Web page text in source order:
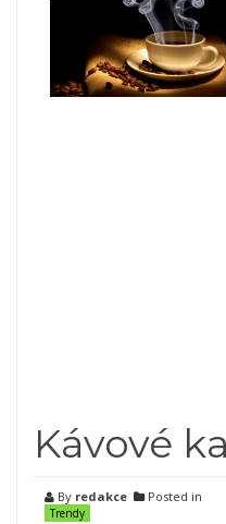
Kávové
By redakce Posted in
Trendy